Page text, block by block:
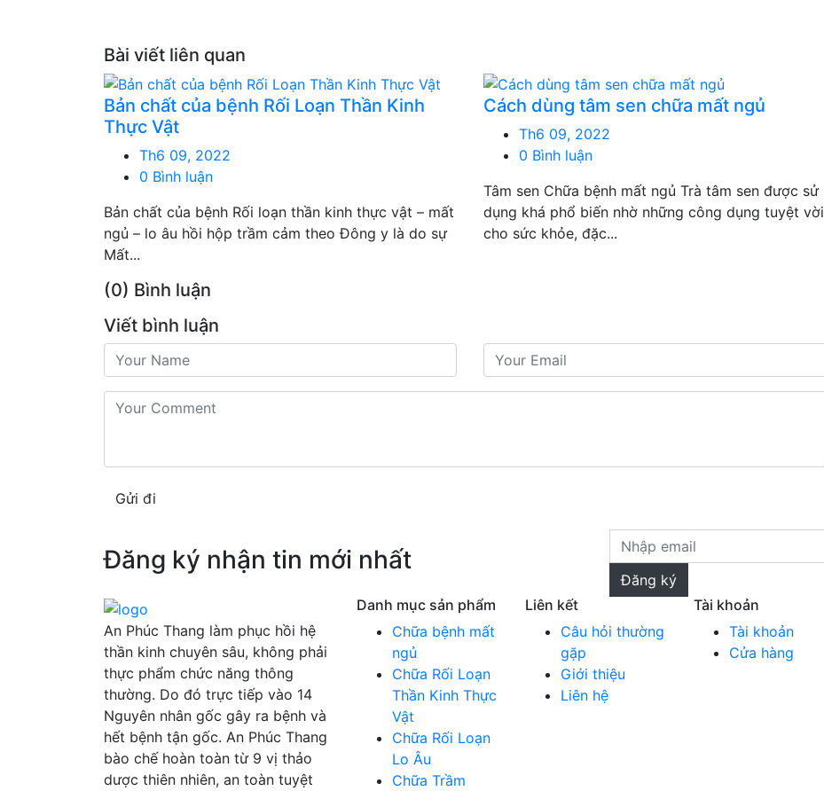
Bài viết liên quan
Bản chất của bệnh Rối Loạn Thần Kinh
Thực Vật
Th6 09, 2022
0 Bình luận
Bản chất của bệnh Rối loạn thần kinh thực vật – mất
ngủ – lo âu hồi hộp trầm cảm theo Đông y là do sự
Mất...
Cách dùng tâm sen chữa mất ngủ
Th6 09, 2022
0 Bình luận
Tâm sen Chữa bệnh mất ngủ Trà tâm sen được sử
dụng khá phổ biến nhờ những công dụng tuyệt vời
cho sức khỏe, đặc...
(0) Bình luận
Viết bình luận
Gửi đi
Đăng ký nhận tin mới nhất
Đăng ký
An Phúc Thang làm phục hồi hệ
thần kinh chuyên sâu, không phải
thực phẩm chức năng thông
thường. Do đó trực tiếp vào 14
Nguyên nhân gốc gây ra bệnh và
hết bệnh tận gốc. An Phúc Thang
bào chế hoàn toàn từ 9 vị thảo
dược thiên nhiên, an toàn tuyệt
Danh mục sản phẩm
Chữa bệnh mất
ngủ
Chữa Rối Loạn
Thần Kinh Thực
Vật
Chữa Rối Loạn
Lo Âu
Chữa Trầm
Liên kết
Câu hỏi thường
gặp
Giới thiệu
Liên hệ
Tài khoản
Tài khoản
Cửa hàng